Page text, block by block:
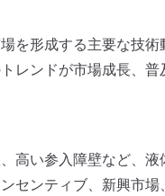
を形成する主要な技
レンドが市場成長、
高い参入障壁など、
センティブ、新興市